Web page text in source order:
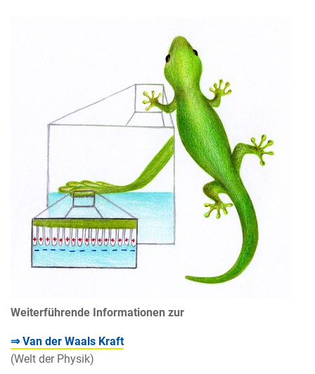
Weiterführende Informationen zur
⇒ Van der Waals Kraft
(Welt der Physik)